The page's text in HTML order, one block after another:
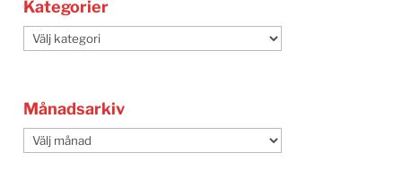
Kategorier
Kategorier
Månadsarkiv
Månadsarkiv